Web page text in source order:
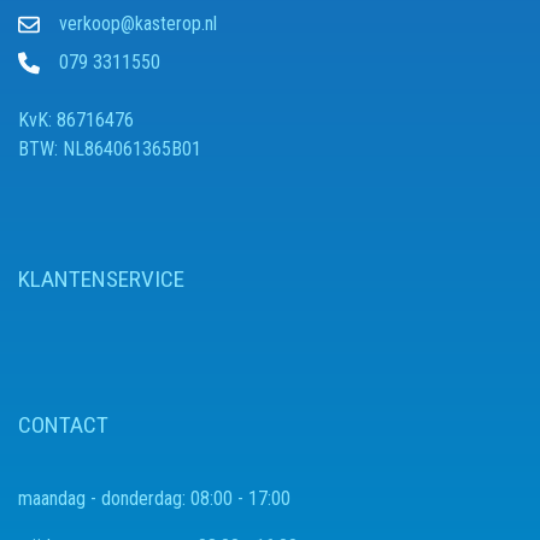
verkoop@kasterop.nl
079 3311550
KvK: 86716476
BTW: NL864061365B01
KLANTENSERVICE
CONTACT
maandag - donderdag: 08:00 - 17:00